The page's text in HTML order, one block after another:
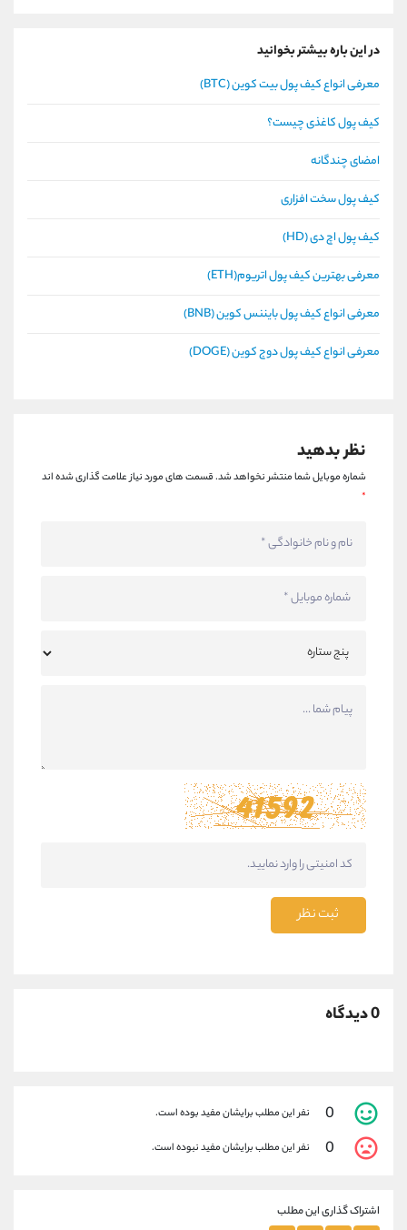
در این باره بیشتر بخوانید
معرفی انواع کیف پول بیت کوین (BTC)
کیف پول کاغذی چیست؟
امضای چندگانه
کیف پول سخت افزاری
کیف پول اچ دی (HD)
معرفی بهترین کیف پول اتریوم(ETH)
معرفی انواع کیف پول بایننس کوین (BNB)
معرفی انواع کیف پول دوج کوین (DOGE)
نظر بدهید
شماره موبایل شما منتشر نخواهد شد.قسمت های مورد نیاز علامت گذاری شده اند
*
ثبت نظر
0 دیدگاه
0 نفر این مطلب برایشان مفید بوده است.
0 نفر این مطلب برایشان مفید نبوده است.
اشتراک گذاری این مطلب